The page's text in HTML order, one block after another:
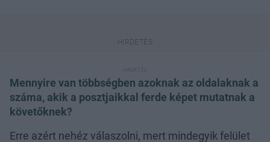
Mennyire van többségben azoknak az oldalaknak a
száma, akik a posztjaikkal ferde képet mutatnak a
követőknek?
Erre azért nehéz válaszolni, mert mindegyik felület